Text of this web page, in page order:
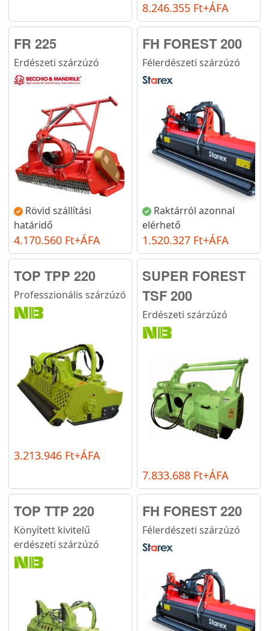
8.246.355 Ft+ÁFA
FR 225
Erdészeti szárzúzó
Rövid szállítási
határidő
4.170.560 Ft+ÁFA
FH FOREST 200
Félerdészeti szárzúzó
Raktárról azonnal
elérhető
1.520.327 Ft+ÁFA
TOP TPP 220
Professzionális szárzúzó
3.213.946 Ft+ÁFA
SUPER FOREST
TSF 200
Erdészeti szárzúzó
7.833.688 Ft+ÁFA
TOP TTP 220
Könyített kivitelű
erdészeti szárzúzó
FH FOREST 220
Félerdészeti szárzúzó